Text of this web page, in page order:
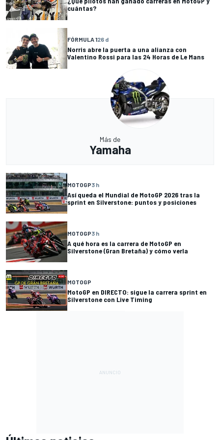
cuántas?
FÓRMULA 126 d
Norris abre la puerta a una alianza con
Valentino Rossi para las 24 Horas de Le Mans
Más de
Yamaha
MOTOGP3 h
Así queda el Mundial de MotoGP 2026 tras la
sprint en Silverstone: puntos y posiciones
MOTOGP3 h
A qué hora es la carrera de MotoGP en
Silverstone (Gran Bretaña) y cómo verla
MOTOGP
MotoGP en DIRECTO: sigue la carrera sprint en
Silverstone con Live Timing